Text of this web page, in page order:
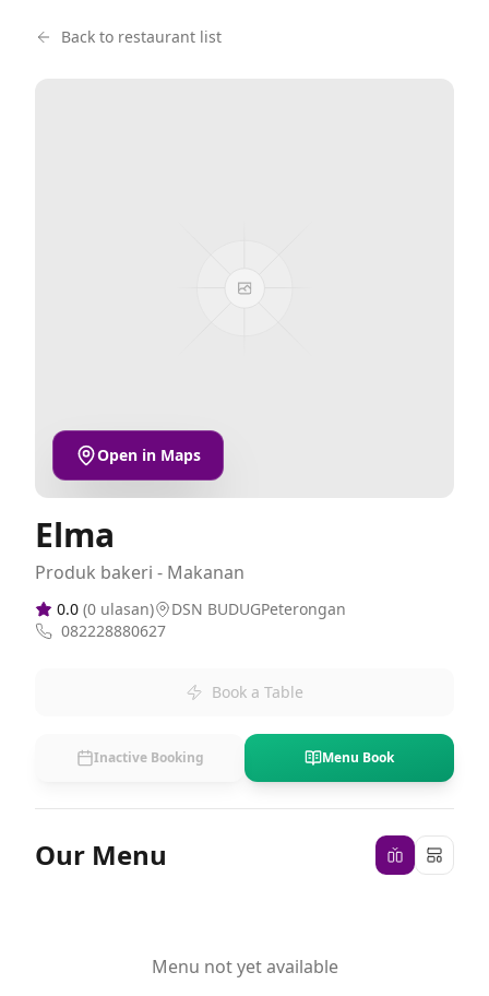
Back to restaurant list
Open in Maps
Elma
Produk bakeri - Makanan
0.0 (0 ulasan)
DSN BUDUGPeterongan
082228880627
Book a Table
Inactive Booking Menu Book
Our Menu
Menu not yet available